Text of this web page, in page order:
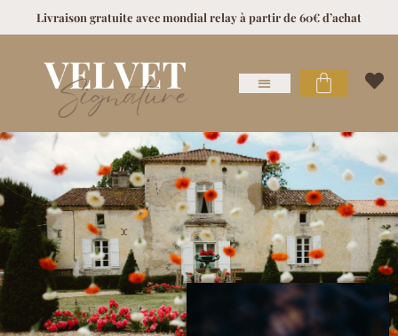
Livraison gratuite avec mondial relay à partir de 60€ d’achat